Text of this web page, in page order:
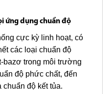
ứng dụng chuẩn độ
cực kỳ linh hoạt, có
các loại chuẩn độ
bazơ trong môi trường
độ phức chất, đến
độ kết tủa.